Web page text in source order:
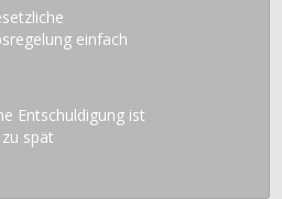
einfach
Entschuldigung ist
spät